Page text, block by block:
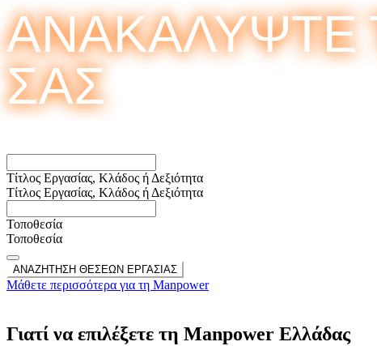
ΑΝΑΚΑΛΥΨΤΕ
ΣΑΣ
Τίτλος Εργασίας, Κλάδος ή Δεξιότητα
Τίτλος Εργασίας, Κλάδος ή Δεξιότητα
Τοποθεσία
Τοποθεσία
ΑΝΑΖΗΤΗΣΗ ΘΕΣΕΩΝ ΕΡΓΑΣΙΑΣ
Μάθετε περισσότερα για τη Manpower
Γιατί να επιλέξετε τη Manpower Ελλάδας